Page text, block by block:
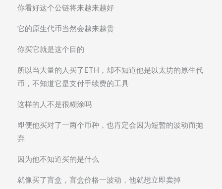
你看好这个公链将来越来越好
它的原生代币当然会越来越贵
你买它就是这个目的
所以当大量的人买了ETH，却不知道他是以太坊的原生代
币，不知道它是支付手续费的工具
这样的人不是很糊涂吗
即便他买对了一两个币种，也肯定会因为短暂的波动而抛
弃
因为他不知道买的是什么
就像买了盲盒，盲盒价格一波动，他就想立即卖掉